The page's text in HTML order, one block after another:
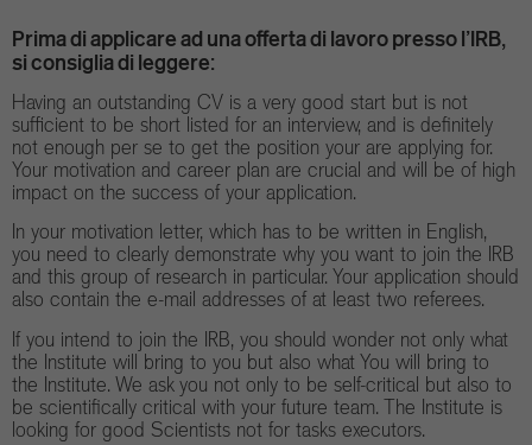
Prima di applicare ad una offerta di lavoro presso l’IRB,
si consiglia di leggere:
Having an outstanding CV is a very good start but is not
sufficient to be short listed for an interview, and is definitely
not enough per se to get the position your are applying for.
Your motivation and career plan are crucial and will be of high
impact on the success of your application.
In your motivation letter, which has to be written in English,
you need to clearly demonstrate why you want to join the IRB
and this group of research in particular. Your application should
also contain the e-mail addresses of at least two referees.
If you intend to join the IRB, you should wonder not only what
the Institute will bring to you but also what You will bring to
the Institute. We ask you not only to be self-critical but also to
be scientifically critical with your future team. The Institute is
looking for good Scientists not for tasks executors.